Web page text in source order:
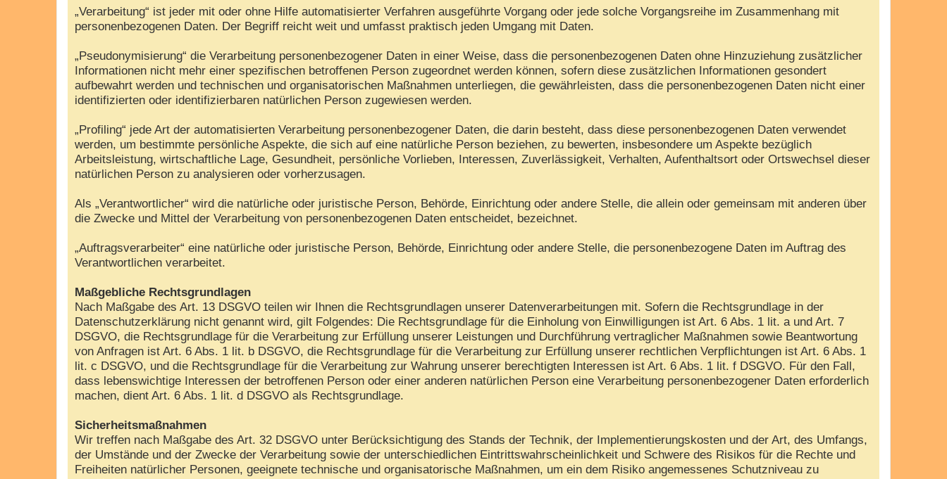
„Verarbeitung“ ist jeder mit oder ohne Hilfe automatisierter Verfahren ausgeführte Vorgang oder jede solche Vorgangsreihe im Zusammenhang mit
personenbezogenen Daten. Der Begriff reicht weit und umfasst praktisch jeden Umgang mit Daten.
„Pseudonymisierung“ die Verarbeitung personenbezogener Daten in einer Weise, dass die personenbezogenen Daten ohne Hinzuziehung zusätzlicher
Informationen nicht mehr einer spezifischen betroffenen Person zugeordnet werden können, sofern diese zusätzlichen Informationen gesondert
aufbewahrt werden und technischen und organisatorischen Maßnahmen unterliegen, die gewährleisten, dass die personenbezogenen Daten nicht einer
identifizierten oder identifizierbaren natürlichen Person zugewiesen werden.
„Profiling“ jede Art der automatisierten Verarbeitung personenbezogener Daten, die darin besteht, dass diese personenbezogenen Daten verwendet
werden, um bestimmte persönliche Aspekte, die sich auf eine natürliche Person beziehen, zu bewerten, insbesondere um Aspekte bezüglich
Arbeitsleistung, wirtschaftliche Lage, Gesundheit, persönliche Vorlieben, Interessen, Zuverlässigkeit, Verhalten, Aufenthaltsort oder Ortswechsel dieser
natürlichen Person zu analysieren oder vorherzusagen.
Als „Verantwortlicher“ wird die natürliche oder juristische Person, Behörde, Einrichtung oder andere Stelle, die allein oder gemeinsam mit anderen über
die Zwecke und Mittel der Verarbeitung von personenbezogenen Daten entscheidet, bezeichnet.
„Auftragsverarbeiter“ eine natürliche oder juristische Person, Behörde, Einrichtung oder andere Stelle, die personenbezogene Daten im Auftrag des
Verantwortlichen verarbeitet.
Maßgebliche Rechtsgrundlagen
Nach Maßgabe des Art. 13 DSGVO teilen wir Ihnen die Rechtsgrundlagen unserer Datenverarbeitungen mit. Sofern die Rechtsgrundlage in der
Datenschutzerklärung nicht genannt wird, gilt Folgendes: Die Rechtsgrundlage für die Einholung von Einwilligungen ist Art. 6 Abs. 1 lit. a und Art. 7
DSGVO, die Rechtsgrundlage für die Verarbeitung zur Erfüllung unserer Leistungen und Durchführung vertraglicher Maßnahmen sowie Beantwortung
von Anfragen ist Art. 6 Abs. 1 lit. b DSGVO, die Rechtsgrundlage für die Verarbeitung zur Erfüllung unserer rechtlichen Verpflichtungen ist Art. 6 Abs. 1
lit. c DSGVO, und die Rechtsgrundlage für die Verarbeitung zur Wahrung unserer berechtigten Interessen ist Art. 6 Abs. 1 lit. f DSGVO. Für den Fall,
dass lebenswichtige Interessen der betroffenen Person oder einer anderen natürlichen Person eine Verarbeitung personenbezogener Daten erforderlich
machen, dient Art. 6 Abs. 1 lit. d DSGVO als Rechtsgrundlage.
Sicherheitsmaßnahmen
Wir treffen nach Maßgabe des Art. 32 DSGVO unter Berücksichtigung des Stands der Technik, der Implementierungskosten und der Art, des Umfangs,
der Umstände und der Zwecke der Verarbeitung sowie der unterschiedlichen Eintrittswahrscheinlichkeit und Schwere des Risikos für die Rechte und
Freiheiten natürlicher Personen, geeignete technische und organisatorische Maßnahmen, um ein dem Risiko angemessenes Schutzniveau zu